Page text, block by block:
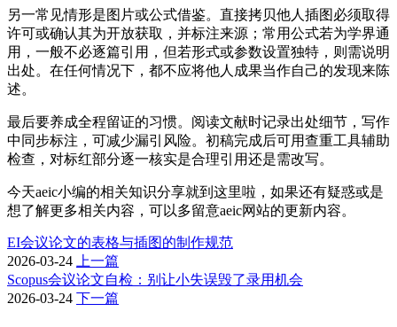
另一常见情形是图片或公式借鉴。直接拷贝他人插图必须取得
许可或确认其为开放获取，并标注来源；常用公式若为学界通
用，一般不必逐篇引用，但若形式或参数设置独特，则需说明
出处。在任何情况下，都不应将他人成果当作自己的发现来陈
述。
最后要养成全程留证的习惯。阅读文献时记录出处细节，写作
中同步标注，可减少漏引风险。初稿完成后可用查重工具辅助
检查，对标红部分逐一核实是合理引用还是需改写。
今天aeic小编的相关知识分享就到这里啦，如果还有疑惑或是
想了解更多相关内容，可以多留意aeic网站的更新内容。
EI会议论文的表格与插图的制作规范
2026-03-24 上一篇
Scopus会议论文自检：别让小失误毁了录用机会
2026-03-24 下一篇